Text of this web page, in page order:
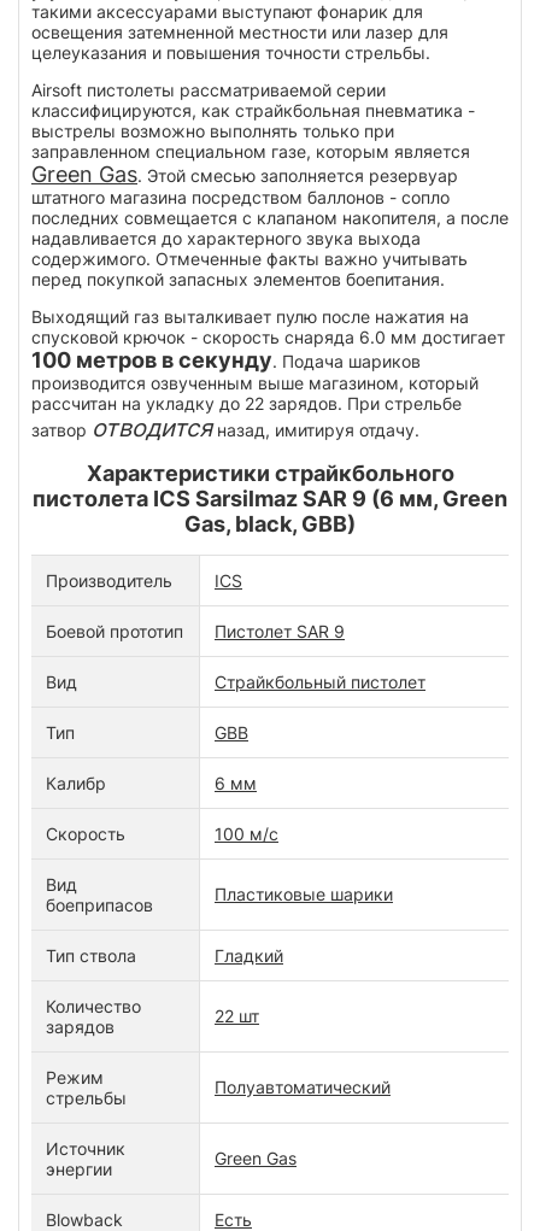
такими аксессуарами выступают фонарик для
освещения затемненной местности или лазер для
целеуказания и повышения точности стрельбы.
Airsoft пистолеты рассматриваемой серии
классифицируются, как страйкбольная пневматика -
выстрелы возможно выполнять только при
заправленном специальном газе, которым является
Green Gas. Этой смесью заполняется резервуар
штатного магазина посредством баллонов - сопло
последних совмещается с клапаном накопителя, а после
надавливается до характерного звука выхода
содержимого. Отмеченные факты важно учитывать
перед покупкой запасных элементов боепитания.
Выходящий газ выталкивает пулю после нажатия на
спусковой крючок - скорость снаряда 6.0 мм достигает
100 метров в секунду. Подача шариков
производится озвученным выше магазином, который
рассчитан на укладку до 22 зарядов. При стрельбе
затвор отводитсяназад, имитируя отдачу.
Характеристики страйкбольного
пистолета ICS Sarsilmaz SAR 9 (6 мм, Green
Gas, black, GBB)
Производитель ICS
Боевой прототип Пистолет SAR 9
Вид Страйкбольный пистолет
Тип GBB
Калибр 6 мм
Скорость 100 м/с
Вид
боеприпасов
Пластиковые шарики
Тип ствола Гладкий
Количество
зарядов
22 шт
Режим
стрельбы
Полуавтоматический
Источник
энергии
Green Gas
Blowback Есть